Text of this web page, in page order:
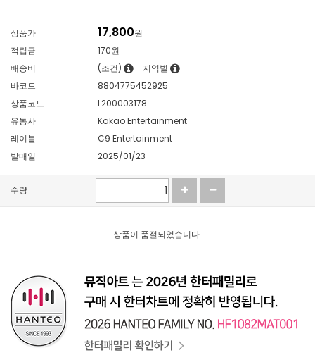
상품가 17,800원
적립금
170원
배송비
(조건)
지역별
바코드
8804775452925
상품코드
L200003178
유통사
Kakao Entertainment
레이블
C9 Entertainment
발매일
2025/01/23
수량
상품이 품절되었습니다.